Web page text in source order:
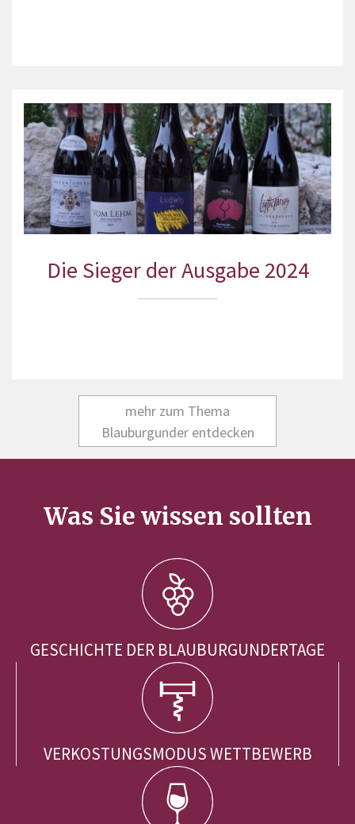
Die Sieger der Ausgabe 2024
mehr zum Thema
Blauburgunder entdecken
Was Sie wissen sollten
GESCHICHTE DER BLAUBURGUNDERTAGE
VERKOSTUNGSMODUS WETTBEWERB